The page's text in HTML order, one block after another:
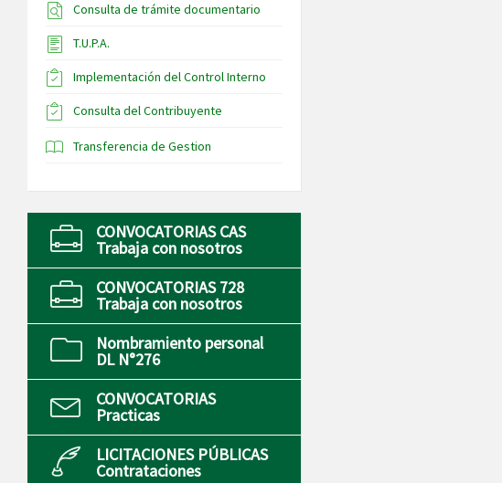
Consulta de trámite documentario
T.U.P.A.
Implementación del Control Interno
Consulta del Contribuyente
Transferencia de Gestion
CONVOCATORIAS CAS
Trabaja con nosotros
CONVOCATORIAS 728
Trabaja con nosotros
Nombramiento personal
DL N°276
CONVOCATORIAS
Practicas
LICITACIONES PÚBLICAS
Contrataciones